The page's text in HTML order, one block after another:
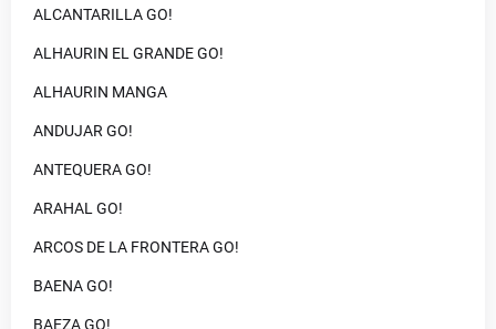
ALCANTARILLA GO!
ALHAURIN EL GRANDE GO!
ALHAURIN MANGA
ANDUJAR GO!
ANTEQUERA GO!
ARAHAL GO!
ARCOS DE LA FRONTERA GO!
BAENA GO!
BAEZA GO!